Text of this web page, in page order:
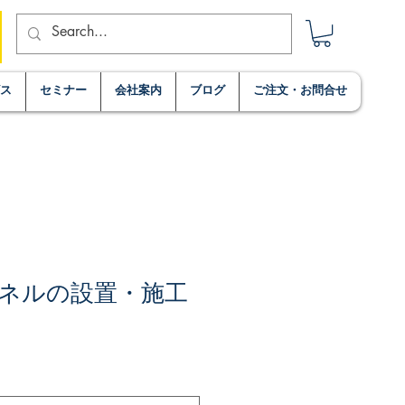
セミナー 会社案内 ブログ ご注文・お問合せ
ルの設置・施工